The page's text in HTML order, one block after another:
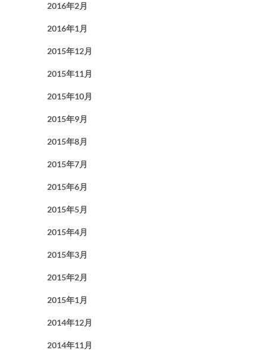
2016年2月
2016年1月
2015年12月
2015年11月
2015年10月
2015年9月
2015年8月
2015年7月
2015年6月
2015年5月
2015年4月
2015年3月
2015年2月
2015年1月
2014年12月
2014年11月